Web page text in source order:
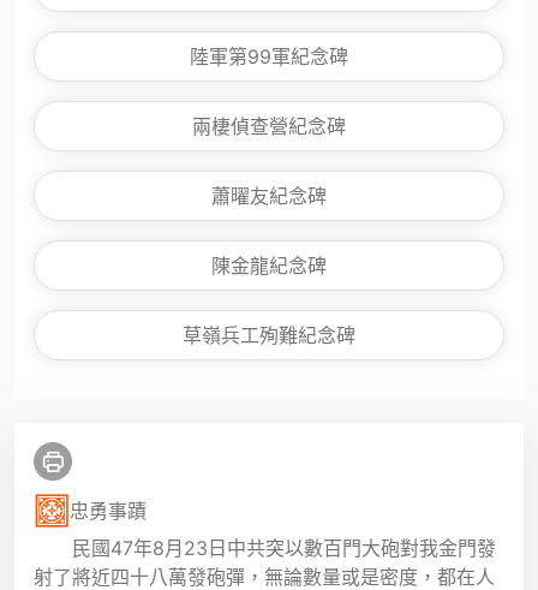
陸軍第99軍紀念碑
兩棲偵查營紀念碑
蕭曜友紀念碑
陳金龍紀念碑
草嶺兵工殉難紀念碑
忠勇事蹟
民國47年8月23日中共突以數百門大砲對我金門發
射了將近四十八萬發砲彈，無論數量或是密度，都在人